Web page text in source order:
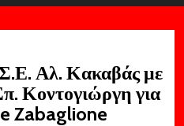
Αλ. Κακαβάς με
Κοντογιώργη για
Zabaglione